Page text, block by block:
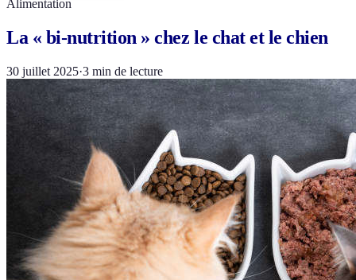
Alimentation
La « bi-nutrition » chez le chat et le chien
30 juillet 2025·3 min de lecture